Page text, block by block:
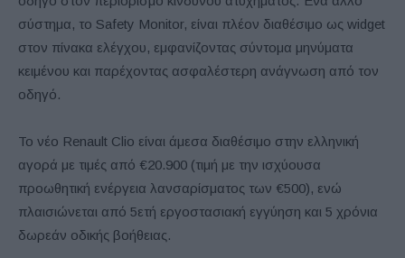
σύστημα, το Safety Monitor, είναι πλέον διαθέσιμο ως widget
στον πίνακα ελέγχου, εμφανίζοντας σύντομα μηνύματα
κειμένου και παρέχοντας ασφαλέστερη ανάγνωση από τον
οδηγό.
Το νέο Renault Clio είναι άμεσα διαθέσιμο στην ελληνική
αγορά με τιμές από €20.900 (τιμή με την ισχύουσα
προωθητική ενέργεια λανσαρίσματος των €500), ενώ
πλαισιώνεται από 5ετή εργοστασιακή εγγύηση και 5 χρόνια
δωρεάν οδικής βοήθειας.